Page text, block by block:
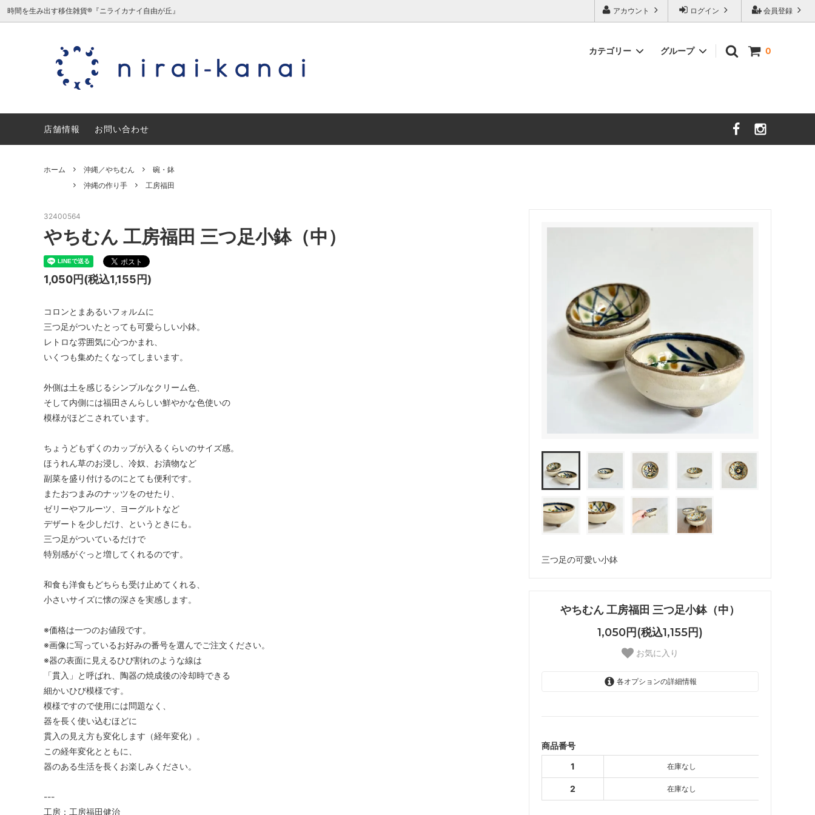
会員登録
ログイン
アカウント
時間を生み出す移住雑貨®『ニライカナイ自由が丘』
0
カテゴリー
沖縄／やちむん
ミニチュア/夏原由記子（旧三毛猫食
堂）
宮城／三輪田窯 兵庫／丹波焼 大分／小鹿田焼
グループ
沖縄の作り手
店舗情報 お問い合わせ
ホーム 沖縄／やちむん
碗・鉢
沖縄の作り手
工房福田
三つ足の可愛い小鉢
やちむん 工房福田 三つ足小鉢（中）
1,050円(税込1,155円)
お気に入り
各オプションの詳細情報
商品番号
1
在庫なし
2 在庫なし
32400564
やちむん 工房福田 三つ足小鉢（中）
1,050円(税込1,155円)
コロンとまあるいフォルムに
三つ足がついたとっても可愛らしい小鉢。
レトロな雰囲気に心つかまれ、
いくつも集めたくなってしまいます。
外側は土を感じるシンプルなクリーム色、
そして内側には福田さんらしい鮮やかな色使いの
模様がほどこされています。
ちょうどもずくのカップが入るくらいのサイズ感。
ほうれん草のお浸し、冷奴、お漬物など
副菜を盛り付けるのにとても便利です。
またおつまみのナッツをのせたり、
ゼリーやフルーツ、ヨーグルトなど
デザートを少しだけ、というときにも。
三つ足がついているだけで
特別感がぐっと増してくれるのです。
和食も洋食もどちらも受け止めてくれる、
小さいサイズに懐の深さを実感します。
※価格は一つのお値段です。
※画像に写っているお好みの番号を選んでご注文ください。
※器の表面に見えるひび割れのような線は
「貫入」と呼ばれ、陶器の焼成後の冷却時できる
細かいひび模様です。
模様ですので使用には問題なく、
器を長く使い込むほどに
貫入の見え方も変化します（経年変化）。
この経年変化とともに、
器のある生活を長くお楽しみください。
---
工房：工房福田健治